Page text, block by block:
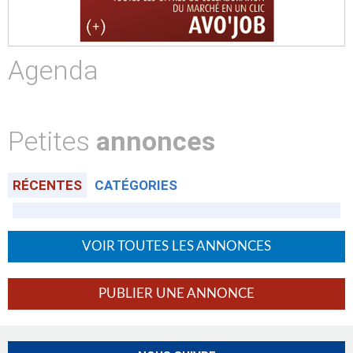
Agenda
Petites annonces
RÉCENTES CATÉGORIES
VOIR TOUTES LES ANNONCES
PUBLIER UNE ANNONCE